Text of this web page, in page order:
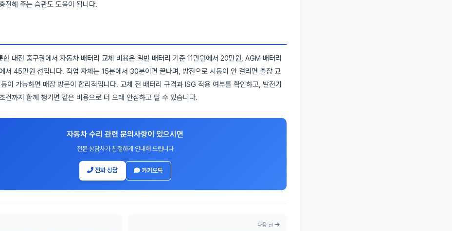
전해 주는 습관도 도움이 됩니다.
한 대전 중구권에서 자동차 배터리 교체 비용은 일반 배터리 기준 11만원에서 20만원, AGM 배터리
서 45만원 선입니다. 작업 자체는 15분에서 30분이면 끝나며, 방전으로 시동이 안 걸리면 출장 교
이 가능하면 매장 방문이 합리적입니다. 교체 전 배터리 규격과 ISG 적용 여부를 확인하고, 발전기
건까지 함께 챙기면 같은 비용으로 더 오래 안심하고 탈 수 있습니다.
자동차 수리 관련 문의사항이 있으시면
전문 상담사가 친절하게 안내해 드립니다
전화 상담 카카오톡
다음 글